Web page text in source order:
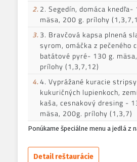
2. 2. Segedín, domáca knedľa-
mäsa, 200 g. prílohy
3. 3. Bravčová kapsa plnená
syrom, omáčka z pečeného
batátové pyré- 130 g.
prílohy (1,3,7,12)
4.4. Vyprážané kuracie
kukuričných lupienkoch,
kaša, cesnakový dresing -
mäsa, 200g. prílohy (1,3,7)
Ponúkame špeciálne menu a jedlá z
Detail reštaurácie